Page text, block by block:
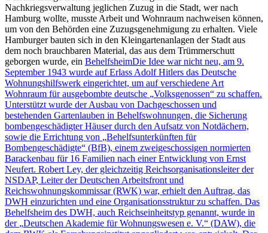
Nachkriegsverwaltung jeglichen Zuzug in die Stadt, wer nach
Hamburg wollte, musste Arbeit und Wohnraum nachweisen können,
um von den Behörden eine Zuzugsgenehmigung zu erhalten. Viele
Hamburger bauten sich in den Kleingartenanlagen der Stadt aus
dem noch brauchbaren Material, das aus dem Trümmerschutt
geborgen wurde, ein BehelfsheimDie Idee war nicht neu, am 9.
September 1943 wurde auf Erlass Adolf Hitlers das Deutsche
Wohnungshilfswerk eingerichtet, um auf verschiedene Art
Wohnraum für ausgebombte deutsche
Volksgenossen
zu schaffen.
Unterstützt wurde der Ausbau von Dachgeschossen und
bestehenden Gartenlauben in Behelfswohnungen, die Sicherung
bombengeschädigter Häuser durch den Aufsatz von Notdächern,
sowie die Errichtung von
Behelfsunterkünften für
Bombengeschädigte
(BfB), einem zweigeschossigen normierten
Barackenbau für 16 Familien nach einer Entwicklung von Ernst
Neufert. Robert Ley, der gleichzeitig Reichsorganisationsleiter der
NSDAP, Leiter der Deutschen Arbeitsfront und
Reichswohnungskommissar (RWK) war, erhielt den Auftrag, das
DWH einzurichten und eine Organisationsstruktur zu schaffen. Das
Behelfsheim des DWH, auch Reichseinheitstyp genannt, wurde in
der Deutschen Akademie für Wohnungswesen e. V.
(DAW), die